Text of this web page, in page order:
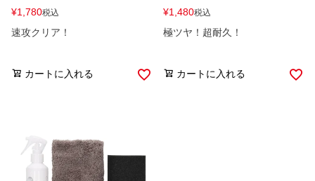
¥1,780税込
速攻クリア！
カートに入れる
¥1,480税込
極ツヤ！超耐久！
カートに入れる